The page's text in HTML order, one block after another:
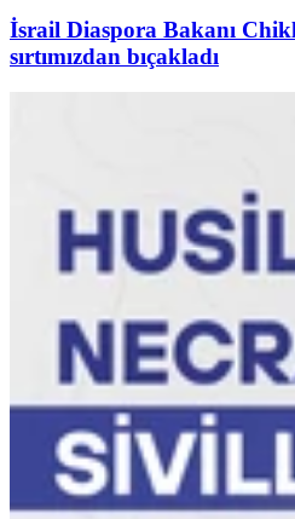
İsrail Diaspora Bakanı
sırtımızdan bıçakladı